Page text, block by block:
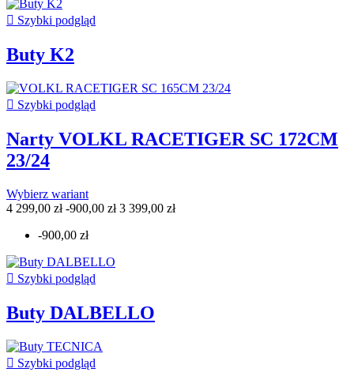
 Szybki podgląd
Buty K2
 Szybki podgląd
Narty VOLKL RACETIGER SC 172CM
23/24
Wybierz wariant
4 299,00 zł -900,00 zł 3 399,00 zł
-900,00 zł
 Szybki podgląd
Buty DALBELLO
 Szybki podgląd